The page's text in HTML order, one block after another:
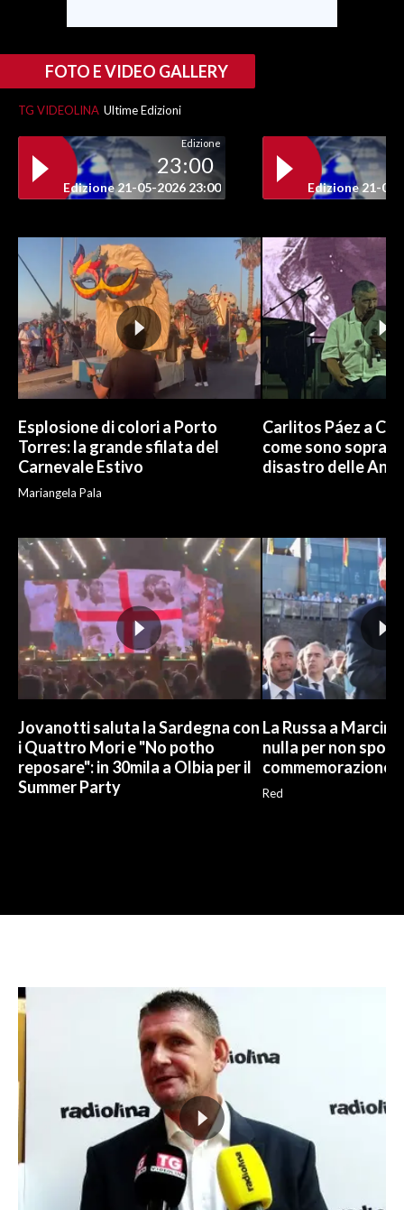
FOTO E VIDEO GALLERY
TG VIDEOLINA Ultime Edizioni
Edizione
23:00
Edizione 21-05-2026 23:00 Edizione 21-05-
Esplosione di colori a Porto
Torres: la grande sfilata del
Carnevale Estivo
Mariangela Pala
Carlitos Páez a
come sono
disastro delle
Jovanotti saluta la Sardegna con
i Quattro Mori e "No potho
reposare": in 30mila a Olbia per il
Summer Party
La Russa a
nulla per non
commemorazione
Red